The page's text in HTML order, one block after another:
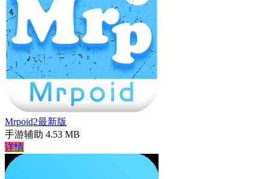
Mrpoid2最新版
手游辅助 4.53 MB
详情